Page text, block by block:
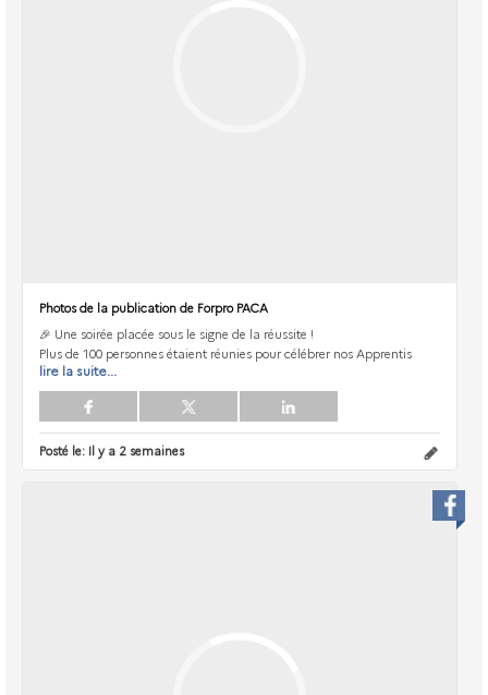
Photos de la publication de Forpro PACA
🎉 Une soirée placée sous le signe de la réussite !
Plus de 100 personnes étaient réunies pour célébrer nos Apprentis
lire la suite...
Posté le: Il y a 2 semaines